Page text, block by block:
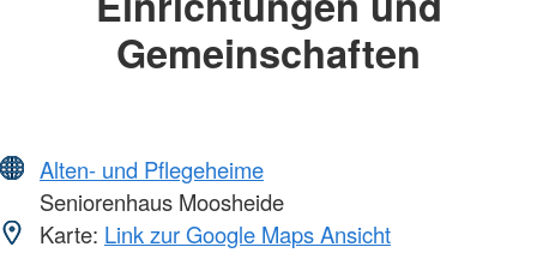
Gemeinschaften
Alten- und Pflegeheime
Seniorenhaus Moosheide
Karte: Link zur Google Maps Ansicht